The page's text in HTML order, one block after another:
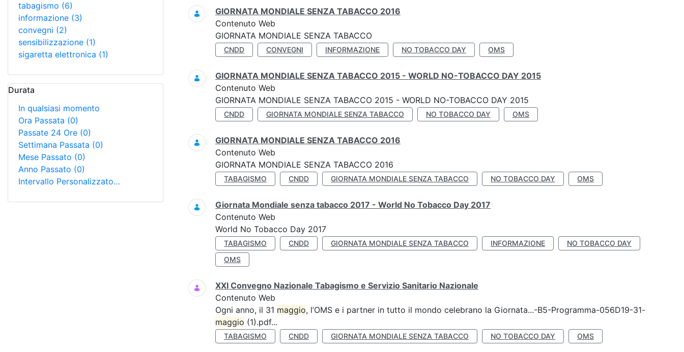
tabagismo (6)
informazione (3)
convegni (2)
sensibilizzazione (1)
sigaretta elettronica (1)
Durata
In qualsiasi momento
Ora Passata (0)
Passate 24 Ore (0)
Settimana Passata (0)
Mese Passato (0)
Anno Passato (0)
Intervallo Personalizzato…
GIORNATA MONDIALE SENZA TABACCO 2016
Contenuto Web
GIORNATA MONDIALE SENZA TABACCO
CNDD CONVEGNI INFORMAZIONE NO TOBACCO DAY OMS
GIORNATA MONDIALE SENZA TABACCO 2015 - WORLD NO-TOBACCO DAY 2015
Contenuto Web
GIORNATA MONDIALE SENZA TABACCO 2015 - WORLD NO-TOBACCO DAY 2015
CNDD GIORNATA MONDIALE SENZA TABACCO NO TOBACCO DAY OMS
GIORNATA MONDIALE SENZA TABACCO 2016
Contenuto Web
GIORNATA MONDIALE SENZA TABACCO 2016
TABAGISMO CNDD GIORNATA MONDIALE SENZA TABACCO NO TOBACCO DAY OMS
Giornata Mondiale senza tabacco 2017 - World No Tobacco Day 2017
Contenuto Web
World No Tobacco Day 2017
TABAGISMO CNDD GIORNATA MONDIALE SENZA TABACCO INFORMAZIONE
NO TOBACCO DAY
OMS
XXI Convegno Nazionale Tabagismo e Servizio Sanitario Nazionale
Contenuto Web
Ogni anno, il 31 maggio, l’OMS e i partner in tutto il mondo celebrano la Giornata...-B5-Programma-056D19-31-
maggio (1).pdf...
TABAGISMO CNDD GIORNATA MONDIALE SENZA TABACCO NO TOBACCO DAY OMS